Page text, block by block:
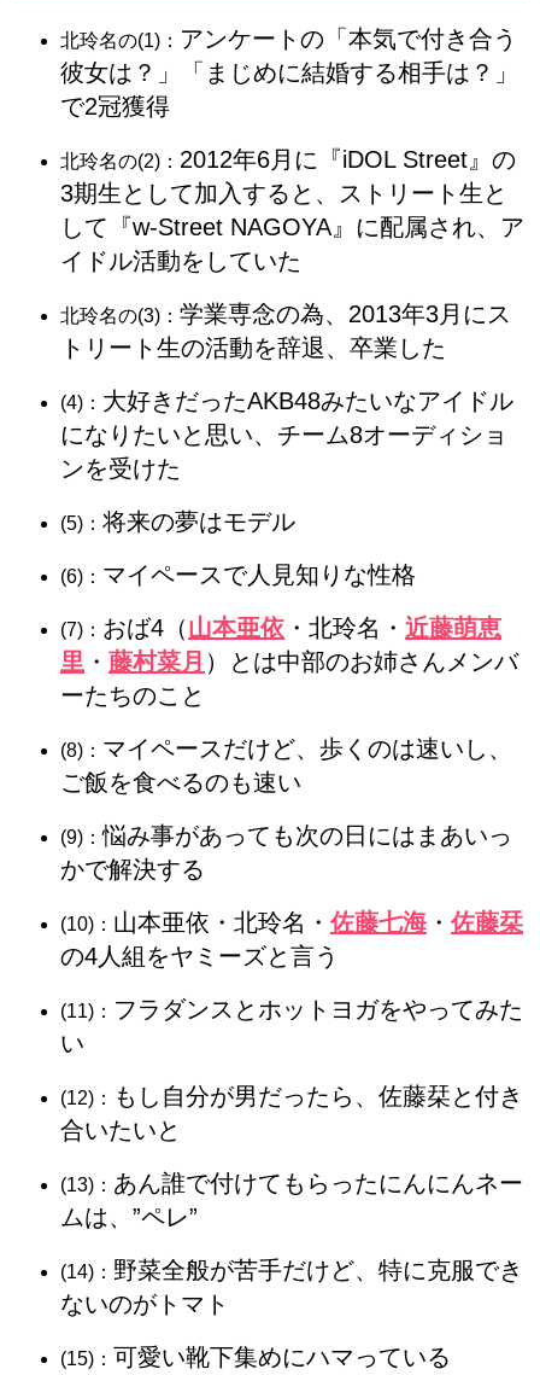
北玲名の(1)： アンケートの「本気で付き合う
彼女は？」「まじめに結婚する相手は？」
で2冠獲得
北玲名の(2)： 2012年6月に『iDOL Street』の
3期生として加入すると、ストリート生と
して『w-Street NAGOYA』に配属され、ア
イドル活動をしていた
北玲名の(3)： 学業専念の為、2013年3月にス
トリート生の活動を辞退、卒業した
(4)： 大好きだったAKB48みたいなアイドル
になりたいと思い、チーム8オーディショ
ンを受けた
(5)： 将来の夢はモデル
(6)： マイペースで人見知りな性格
(7)： おば4（山本亜依 ・北玲名・ 近藤萌恵
里 ・ 藤村菜月 ）とは中部のお姉さんメンバ
ーたちのこと
(8)： マイペースだけど、歩くのは速いし、
ご飯を食べるのも速い
(9)：悩み事があっても次の日にはまあいっ
かで解決する
(10)： 山本亜依・北玲名・ 佐藤七海 ・ 佐藤栞
の4人組をヤミーズと言う
(11)： フラダンスとホットヨガをやってみた
い
(12)： もし自分が男だったら、佐藤栞と付き
合いたいと
(13)： あん誰で付けてもらったにんにんネー
ムは、”ペレ”
(14)： 野菜全般が苦手だけど、特に克服でき
ないのがトマト
(15)： 可愛い靴下集めにハマっている